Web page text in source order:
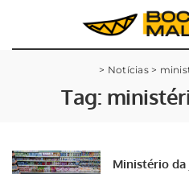
> Notícias>
Tag:
Ministério da